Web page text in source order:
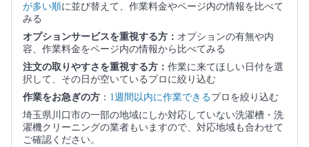
が多い順に並び替えて、作業料金やページ内の情報を比べて
みる
オプションサービスを重視する方： オプションの有無や内
容、作業料金をページ内の情報から比べてみる
注文の取りやすさを重視する方： 作業に来てほしい日付を選
択して、その日が空いているプロに絞り込む
作業をお急ぎの方 ： 1週間以内に作業できるプロを絞り込む
埼玉県川口市の一部の地域にしか対応していない洗濯槽・洗
濯機クリーニングの業者もいますので、対応地域も合わせて
ご確認ください。